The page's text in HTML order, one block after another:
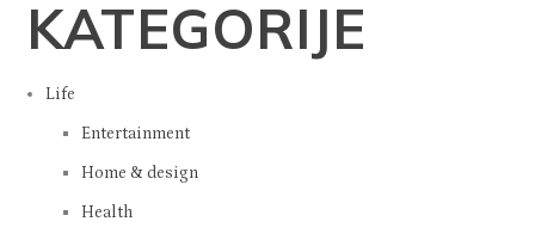
KATEGORIJE
Life
Entertainment
Home & design
Health